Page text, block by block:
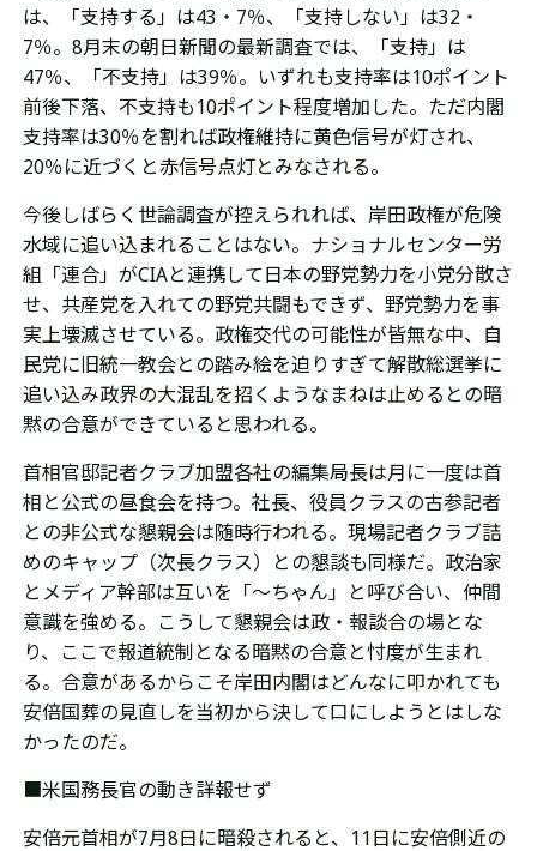
は、「支持する」は43・7％、
「支持しない」は32・
7％。8月末の朝日新聞の最新調査では、「支持」は
47％、「不支持」は39％。いずれも支持率は10ポイント
前後下落、不支持も10ポイント程度増加した。ただ内閣
支持率は30％を割れば政権維持に黄色信号が灯され、
20％に近づくと赤信号点灯とみなされる。
今後しばらく世論調査が控えられれば、岸田政権が危険
水域に追い込まれることはない。 ナショナルセンター労
組「連合」がCIAと連携して日本の野党勢力を小党分散さ
せ、共産党を入れての野党共闘もできず、野党勢力を事
実上壊滅させている。 政権交代の可能性が皆無な中、自
民党に旧統一教会との踏み絵を迫りすぎて解散総選挙に
追い込み政界の大混乱を招くようなまねは止めるとの暗
黙の合意ができていると思われる。
首相官邸記者クラブ加盟各社の編集局長は月に一度は首
相と公式の昼食会を持つ。社長、役員クラスの古参記者
との非公式な懇親会は随時行われる。現場記者クラブ詰
めのキャップ（次長クラス）との懇談も同様だ。政治家
とメディア幹部は互いを「～ちゃん」と呼び合い、仲間
意識を強める。こうして懇親会は政・報談合の場とな
り、ここで報道統制となる暗黙の合意と忖度が生まれ
る。合意があるからこそ岸田内閣はどんなに叩かれても
安倍国葬の見直しを当初から決して口にしようとはしな
かったのだ。
■米国務長官の動き詳報せず
安倍元首相が7月8日に暗殺されると、11日に安倍側近の